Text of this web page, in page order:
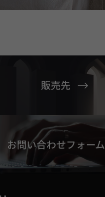
販売先
お問い合わせフォーム